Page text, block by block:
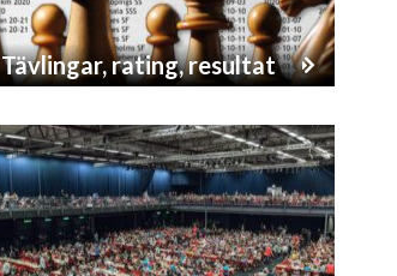
Tävlingar, rating, resultat